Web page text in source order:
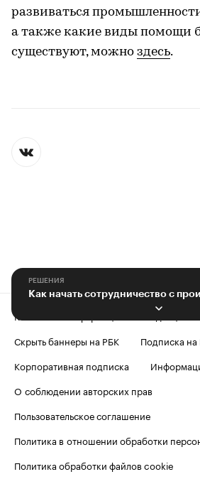
развиваться
а также какие виды помощи
существуют, можно здесь.
РЕШЕНИЯ
Контактная информация
Скрыть баннеры на РБК
Подписка
Корпоративная подписка
О соблюдении авторских прав
Пользовательское соглашение
Политика в отношении обработки
Политика обработки файлов cookie